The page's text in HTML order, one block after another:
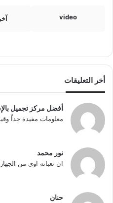
video
أخر التعليقات
أفضل مركز تجميل
معلومات مفيدة جداً
نور محمد
ان تعبانه اوى من
حنان